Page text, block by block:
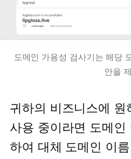
도메인 가용성 검사기는 해당
안을
귀하의 비즈니스에 원
사용 중이라면 도메
하여 대체 도메인 이